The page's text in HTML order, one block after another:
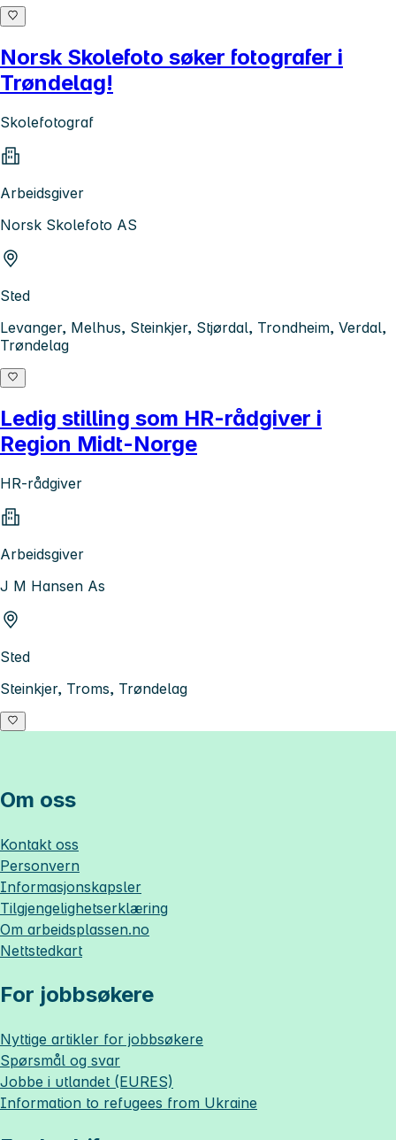
Norsk Skolefoto søker fotografer i
Trøndelag!
Skolefotograf
Arbeidsgiver
Norsk Skolefoto AS
Sted
Levanger, Melhus, Steinkjer, Stjørdal, Trondheim, Verdal,
Trøndelag
Ledig stilling som HR-rådgiver i
Region Midt-Norge
HR-rådgiver
Arbeidsgiver
J M Hansen As
Sted
Steinkjer, Troms, Trøndelag
Om oss
Kontakt oss
Personvern
Informasjonskapsler
Tilgjengelighetserklæring
Om arbeidsplassen.no
Nettstedkart
For jobbsøkere
Nyttige artikler for jobbsøkere
Spørsmål og svar
Jobbe i utlandet (EURES)
Information to refugees from Ukraine